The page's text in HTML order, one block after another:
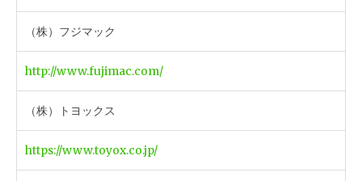
（株）フジマック
http://www.fujimac.com/
（株）トヨックス
https://www.toyox.co.jp/